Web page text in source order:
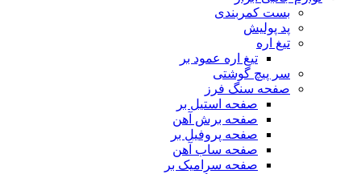
بست کمربندی
پد پولیش
تیغ اره
تیغ اره عمود بر
سر پیچ گوشتی
صفحه سنگ فرز
صفحه استیل بر
صفحه برش آهن
صفحه پروفیل بر
صفحه ساب آهن
صفحه سرامیک بر